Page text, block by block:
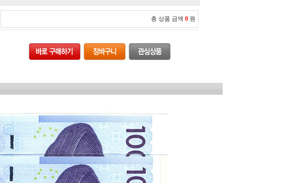
총 상품 금액 0 원